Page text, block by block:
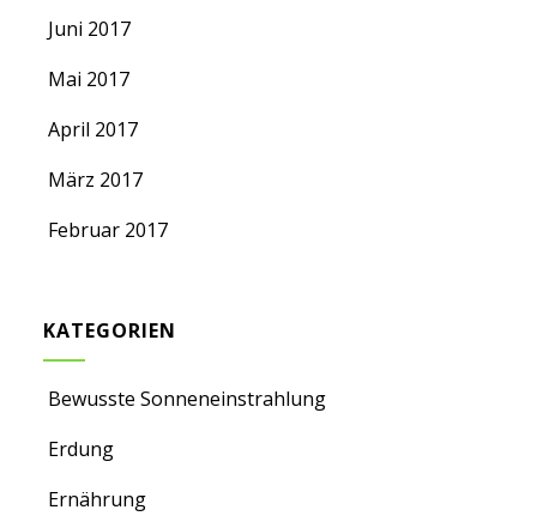
Juni 2017
Mai 2017
April 2017
März 2017
Februar 2017
KATEGORIEN
Bewusste Sonneneinstrahlung
Erdung
Ernährung